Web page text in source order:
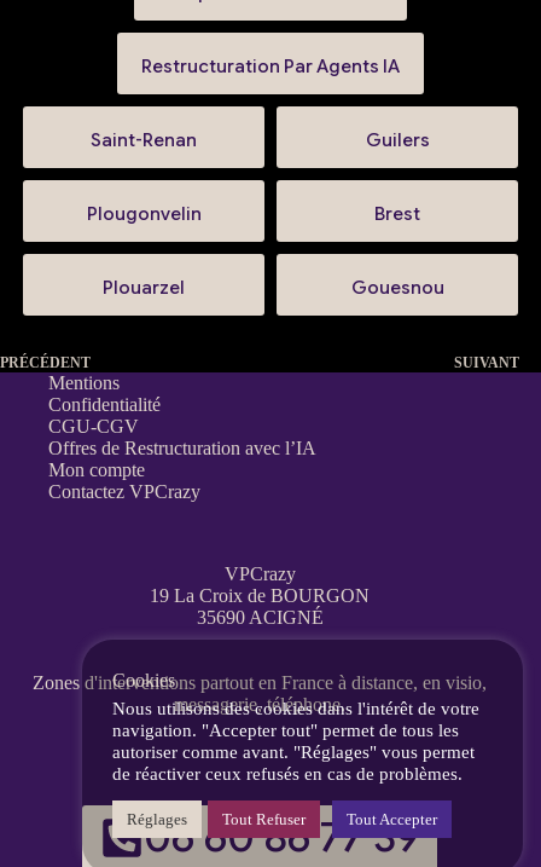
Restructuration Par Agents IA
Saint-Renan Guilers
Plougonvelin Brest
Plouarzel Gouesnou
PRÉCÉDENT SUIVANT
Mentions
Confidentialité
CGU-CGV
Offres de Restructuration avec l’IA
Mon compte
Contactez VPCrazy
VPCrazy
19 La Croix de BOURGON
35690 ACIGNÉ
Zones d'interventions partout en France à distance, en visio,
messagerie, téléphone.
06 60 86 77 39
Cookies
Nous utilisons des cookies dans l'intérêt de votre
navigation. "Accepter tout" permet de tous les
autoriser comme avant. "Réglages" vous permet
de réactiver ceux refusés en cas de problèmes.
Réglages Tout Refuser Tout Accepter